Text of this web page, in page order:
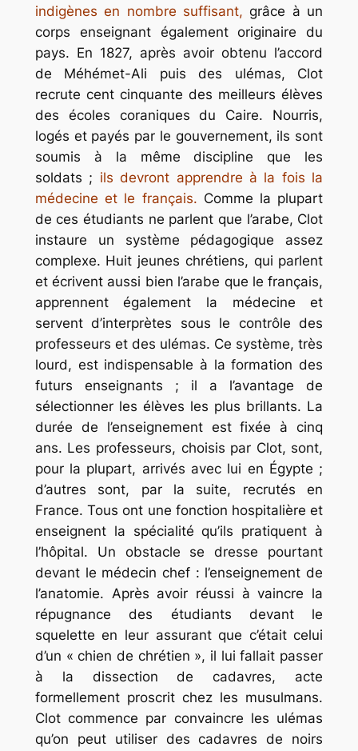
indigènes en nombre suffisant, grâce à un
corps enseignant également originaire du
pays. En 1827, après avoir obtenu l’accord
de Méhémet-Ali puis des ulémas, Clot
recrute cent cinquante des meilleurs élèves
des écoles coraniques du Caire. Nourris,
logés et payés par le gouvernement, ils sont
soumis à la même discipline que les
soldats ; ils devront apprendre à la fois la
médecine et le français. Comme la plupart
de ces étudiants ne parlent que l’arabe, Clot
instaure un système pédagogique assez
complexe. Huit jeunes chrétiens, qui parlent
et écrivent aussi bien l’arabe que le français,
apprennent également la médecine et
servent d’interprètes sous le contrôle des
professeurs et des ulémas. Ce système, très
lourd, est indispensable à la formation des
futurs enseignants ; il a l’avantage de
sélectionner les élèves les plus brillants. La
durée de l’enseignement est fixée à cinq
ans. Les professeurs, choisis par Clot, sont,
pour la plupart, arrivés avec lui en Égypte ;
d’autres sont, par la suite, recrutés en
France. Tous ont une fonction hospitalière et
enseignent la spécialité qu’ils pratiquent à
l’hôpital. Un obstacle se dresse pourtant
devant le médecin chef : l’enseignement de
l’anatomie. Après avoir réussi à vaincre la
répugnance des étudiants devant le
squelette en leur assurant que c’était celui
d’un « chien de chrétien », il lui fallait passer
à la dissection de cadavres, acte
formellement proscrit chez les musulmans.
Clot commence par convaincre les ulémas
qu’on peut utiliser des cadavres de noirs